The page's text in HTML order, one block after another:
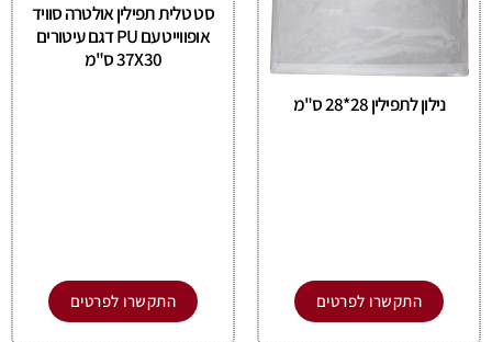
נילון לתפילין 28*28 ס"מ
התקשרו לפרטים
סט טלית תפילין אולטרה סוויד
אופווייט עם PU דגם עיטורים
37X30 ס"מ
התקשרו לפרטים